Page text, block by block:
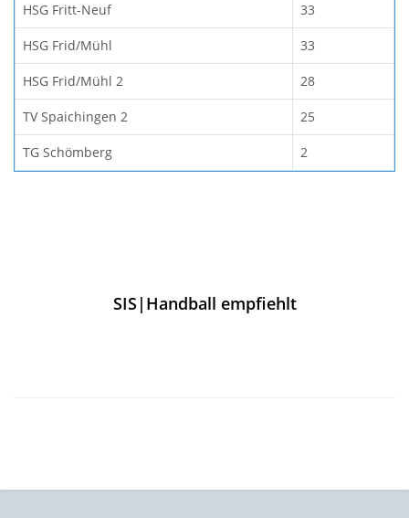
HSG Fritt-Neuf 33
HSG Frid/Mühl 33
HSG Frid/Mühl 2 28
TV Spaichingen 2 25
TG Schömberg 2
SIS|Handball empfiehlt